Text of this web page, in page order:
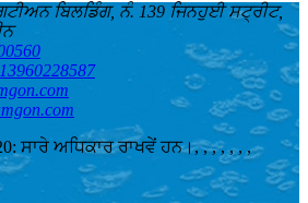
ਬਿਲਡਿੰਗ, ਨੰ. 139 ਜਿਨਹੁਈ ਸਟ੍ਰੀਟ,
ਸਾਰੇ ਅਧਿਕਾਰ ਰਾਖਵੇਂ ਹਨ।, , , , , , ,